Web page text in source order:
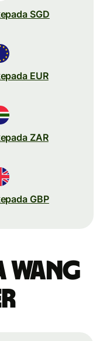
SGD
EUR
ZAR
GBP
wang